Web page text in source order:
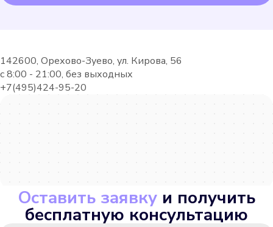
142600, Орехово-Зуево, ул. Кирова, 56
с 8:00 - 21:00, без выходных
+7(495)424-95-20
Оставить заявку и получить
бесплатную консультацию